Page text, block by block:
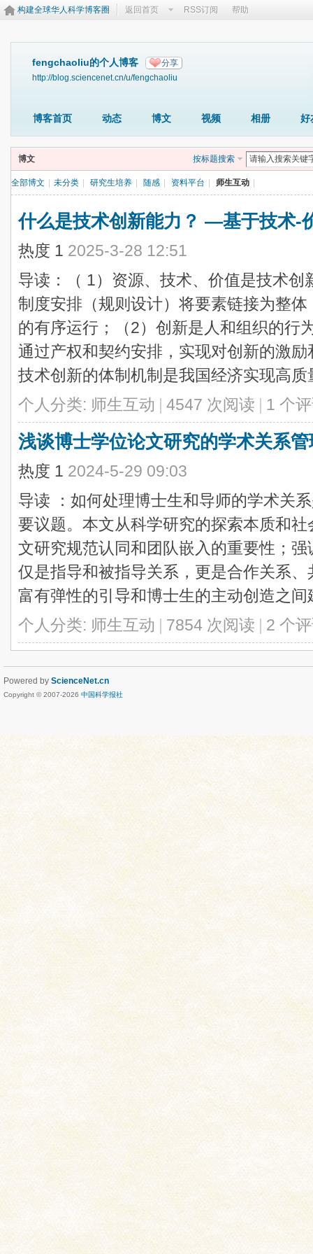
构建全球华人科学博客圈 返回首页 RSS订阅 帮助
fengchaoliu的个人博客 分享
http://blog.sciencenet.cn/u/fengchaoliu
博客首页 动态 博文 视频 相册 好
博文 按标题搜索
全部博文 未分类 研究生培养 随感 资料平台 师生互动
什么是技术创新能力？ —基于技术-
热度 1 2025-3-28 12:51
导读：（ 1）资源、技术、价值是技术
制度安排（规则设计）将要素链接为整
的有序运行；（2）创新是人和组织的行
通过产权和契约安排，实现对创新的激
技术创新的体制机制是我国经济实现高质
个人分类: 师生互动 | 4547 次阅读 | 1 个
浅谈博士学位论文研究的学术关系管
热度 1 2024-5-29 09:03
导读 ：如何处理博士生和导师的学术关
要议题。本文从科学研究的探索本质和
文研究规范认同和团队嵌入的重要性；
仅是指导和被指导关系，更是合作关系
富有弹性的引导和博士生的主动创造之间
个人分类: 师生互动 | 7854 次阅读 | 2 个
Powered by ScienceNet.cn
Copyright © 2007-2026 中国科学报社